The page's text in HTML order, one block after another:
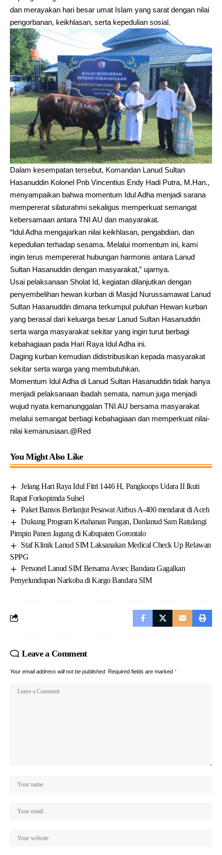
dan merayakan hari besar umat Islam yang sarat dengan nilai
pengorbanan, keikhlasan, serta kepedulian sosial.
Dalam kesempatan tersebut, Komandan Lanud Sultan
Hasanuddin Kolonel Pnb Vincentius Endy Hadi Putra, M.Han.,
menyampaikan bahwa momentum Idul Adha menjadi sarana
mempererat silaturahmi sekaligus memperkuat semangat
kebersamaan antara TNI AU dan masyarakat.
“Idul Adha mengajarkan nilai keikhlasan, pengabdian, dan
kepedulian terhadap sesama. Melalui momentum ini, kami
ingin terus mempererat hubungan harmonis antara Lanud
Sultan Hasanuddin dengan masyarakat,” ujarnya.
Usai pelaksanaan Sholat Id, kegiatan dilanjutkan dengan
penyembelihan hewan kurban di Masjid Nurussamawat Lanud
Sultan Hasanuddin dimana terkumpul puluhan Hewan kurban
yang berasal dari keluarga besar Lanud Sultan Hasanuddin
serta warga masyarakat sekitar yang ingin turut berbagi
kebahagiaan pada Hari Raya Idul Adha ini.
Daging kurban kemudian didistribusikan kepada masyarakat
sekitar serta warga yang membutuhkan.
Momentum Idul Adha di Lanud Sultan Hasanuddin tidak hanya
menjadi pelaksanaan ibadah semata, namun juga menjadi
wujud nyata kemanunggalan TNI AU bersama masyarakat
melalui semangat berbagi kebahagiaan dan memperkuat nilai-
nilai kemanusiaan.@Red
You Might Also Like
Jelang Hari Raya Idul Fitri 1446 H, Pangkoops Udara II Ikuti
Rapat Forkopimda Sulsel
Paket Bansos Berlanjut Pesawat Airbus A-400 mendarat di Aceh
Dukung Program Ketahanan Pangan, Danlanud Sam Ratulangi
Pimpin Panen Jagung di Kabupaten Gorontalo
Staf Klinik Lanud SIM Laksanakan Medical Check Up Relawan
SPPG
Personel Lanud SIM Bersama Avsec Bandara Gagalkan
Penyelundupan Narkoba di Kargo Bandara SIM
Leave a Comment
Your email address will not be published. Required fields are marked *